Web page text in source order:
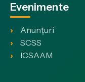
Evenimente
Anunțuri
SCSS
ICSAAM